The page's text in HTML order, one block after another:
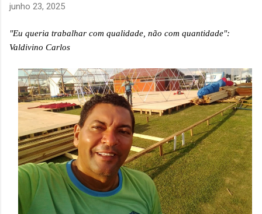
junho 23, 2025
"Eu queria trabalhar com qualidade, não com quantidade":
Valdivino Carlos